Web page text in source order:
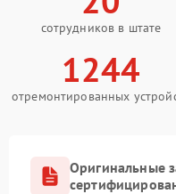
сотрудников в штате
1244
отремонтированных
Оригинальные